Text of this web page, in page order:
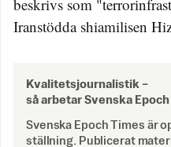
beskrivs som
Iranstödda shiamilisen
Kvalitetsjournalistik –
så arbetar Svenska
Svenska Epoch Times är
ställning. Publicerat